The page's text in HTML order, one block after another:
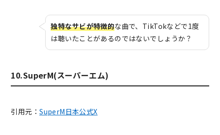
独特なサビが特徴的な曲で、TikTokなどで1度
は聴いたことがあるのではないでしょうか？
10.SuperM(スーパーエム)
引用元：SuperM日本公式X